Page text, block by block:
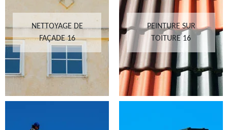
NETTOYAGE DE
FAÇADE 16
PEINTURE SUR
TOITURE 16